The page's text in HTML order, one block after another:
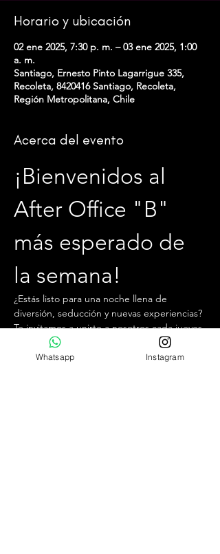
Horario y ubicación
02 ene 2025, 7:30 p. m. – 03 ene 2025, 1:00
a. m.
Santiago, Ernesto Pinto Lagarrigue 335,
Recoleta, 8420416 Santiago, Recoleta,
Región Metropolitana, Chile
Acerca del evento
¡Bienvenidos al
After Office "B"
más esperado de
la semana!
¿Estás listo para una noche llena de
diversión, seducción y nuevas experiencias?
Te invitamos a unirte a nosotros cada jueves
por la tarde, desde las 19:30 hrs hasta la
1:00 hrs, en el mejor club swinger y liberal
Whatsapp Instagram